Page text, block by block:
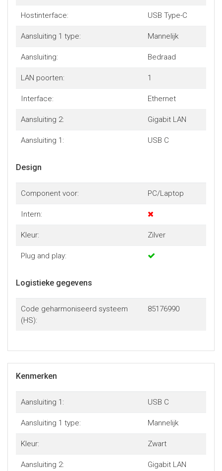
Hostinterface: USB Type-C
Aansluiting 1 type: Mannelijk
Aansluiting: Bedraad
LAN poorten: 1
Interface: Ethernet
Aansluiting 2: Gigabit LAN
Aansluiting 1: USB C
Design
Component voor: PC/Laptop
Intern:
Kleur: Zilver
Plug and play:
Logistieke gegevens
Code geharmoniseerd systeem
(HS):
85176990
Kenmerken
Aansluiting 1: USB C
Aansluiting 1 type: Mannelijk
Kleur: Zwart
Aansluiting 2: Gigabit LAN